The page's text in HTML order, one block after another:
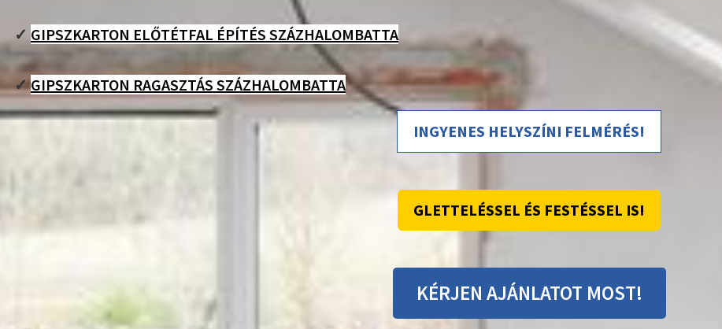
✓ GIPSZKARTON ELŐTÉTFAL ÉPÍTÉS SZÁZHALOMBATTA
✓GIPSZKARTON RAGASZTÁS SZÁZHALOMBATTA
INGYENES HELYSZÍNI FELMÉRÉS!
GLETTELÉSSEL ÉS FESTÉSSEL IS!
KÉRJEN AJÁNLATOT MOST!